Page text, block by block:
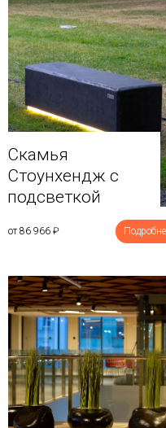
Скамья
Стоунхендж с
подсветкой
от 86 966 ₽